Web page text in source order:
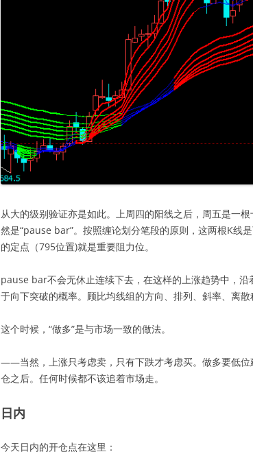
从大的级别验证亦是如此。上周四的阳线之后，周五是一
然是“pause bar”。按照缠论划分笔段的原则，这两根K线
的定点（795位置)就是重要阻力位。
pause bar不会无休止连续下去，在这样的上涨趋势中，
于向下突破的概率。顾比均线组的方向、排列、斜率、离散
这个时候，“做多”是与市场一致的做法。
——当然，上涨只考虑卖，只有下跌才考虑买。做多要低位
仓之后。任何时候都不该追着市场走。
日内
今天日内的开仓点在这里：